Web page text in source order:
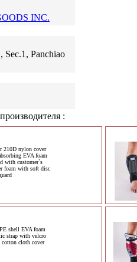
INC.
Sec.1, Panchiao
:
210D nylon cover
EVA foam
with customer`s
foam with soft disc
shell EVA foam
strap with velcro
cotton cloth cover